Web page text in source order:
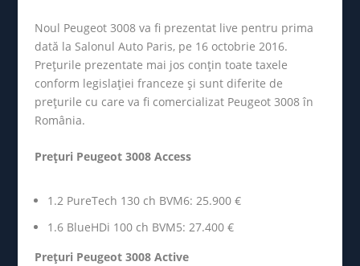
Noul Peugeot 3008 va fi prezentat live pentru prima
dată la Salonul Auto Paris, pe 16 octobrie 2016.
Prețurile prezentate mai jos conțin toate taxele
conform legislației franceze și sunt diferite de
prețurile cu care va fi comercializat Peugeot 3008 în
România.
Prețuri Peugeot 3008 Access
1.2 PureTech 130 ch BVM6: 25.900 €
1.6 BlueHDi 100 ch BVM5: 27.400 €
Prețuri Peugeot 3008 Active